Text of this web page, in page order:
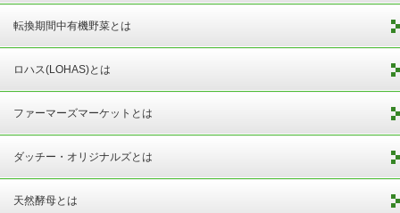
転換期間中有機野菜とは
ロハス(LOHAS)とは
ファーマーズマーケットとは
ダッチー・オリジナルズとは
天然酵母とは